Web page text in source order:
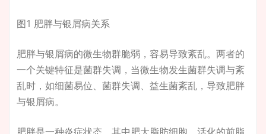
图1 肥胖与银屑病关系
肥胖与银屑病的微生物群脆弱，容易导致紊乱。两者的
一个关键特征是菌群失调，当微生物发生菌群失调与紊
乱时，如细菌易位、菌群失调、益生菌紊乱，导致肥胖
与银屑病。